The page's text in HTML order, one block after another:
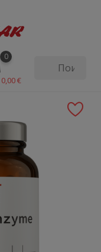
0
0,00 €